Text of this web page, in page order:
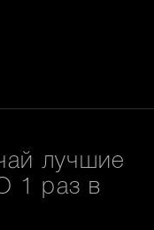
лучшие
1 раз в